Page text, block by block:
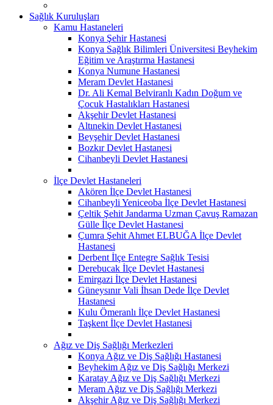
Sağlık Kuruluşları
Kamu Hastaneleri
Konya Şehir Hastanesi
Konya Sağlık Bilimleri Üniversitesi Beyhekim
Eğitim ve Araştırma Hastanesi
Konya Numune Hastanesi
Meram Devlet Hastanesi
Dr. Ali Kemal Belviranlı Kadın Doğum ve
Çocuk Hastalıkları Hastanesi
Akşehir Devlet Hastanesi
Altınekin Devlet Hastanesi
Beyşehir Devlet Hastanesi
Bozkır Devlet Hastanesi
Cihanbeyli Devlet Hastanesi
İlçe Devlet Hastaneleri
Akören İlçe Devlet Hastanesi
Cihanbeyli Yeniceoba İlçe Devlet Hastanesi
Çeltik Şehit Jandarma Uzman Çavuş Ramazan
Gülle İlçe Devlet Hastanesi
Çumra Şehit Ahmet ELBUĞA İlçe Devlet
Hastanesi
Derbent İlçe Entegre Sağlık Tesisi
Derebucak İlçe Devlet Hastanesi
Emirgazi İlçe Devlet Hastanesi
Güneysınır Vali İhsan Dede İlçe Devlet
Hastanesi
Kulu Ömeranlı İlçe Devlet Hastanesi
Taşkent İlçe Devlet Hastanesi
Ağız ve Diş Sağlığı Merkezleri
Konya Ağız ve Diş Sağlığı Hastanesi
Beyhekim Ağız ve Diş Sağlığı Merkezi
Karatay Ağız ve Diş Sağlığı Merkezi
Meram Ağız ve Diş Sağlığı Merkezi
Akşehir Ağız ve Diş Sağlığı Merkezi